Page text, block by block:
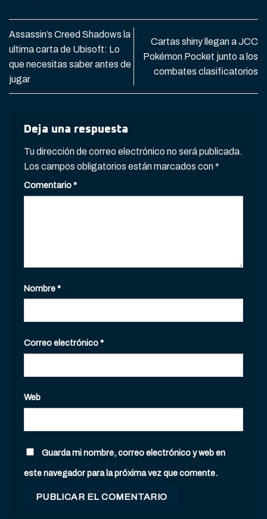
Assassin’s Creed Shadows la
ultima carta de Ubisoft: Lo
que necesitas saber antes de
jugar
Cartas shiny llegan a JCC
Pokémon Pocket junto a los
combates clasificatorios
Deja una respuesta
Tu dirección de correo electrónico no será publicada.
Los campos obligatorios están marcados con*
Comentario*
Nombre*
Correo electrónico*
Web
Guarda mi nombre, correo electrónico y web en
este navegador para la próxima vez que comente.